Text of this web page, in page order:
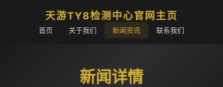
天游TY8检测中心官网主页
首页 关于我们 新闻资讯 联系我们
新闻详情